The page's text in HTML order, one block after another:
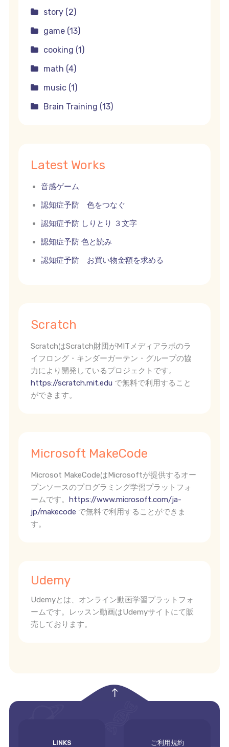
story (2)
game (13)
cooking (1)
math (4)
music (1)
Brain Training (13)
Latest Works
音感ゲーム
認知症予防 色をつなぐ
認知症予防 しりとり ３文字
認知症予防 色と読み
認知症予防 お買い物金額を求める
Scratch
ScratchはScratch財団がMITメディアラボのラ
イフロング・キンダーガーテン・グループの協
力により開発しているプロジェクトです。
https://scratch.mit.edu で無料で利用すること
ができます。
Microsoft MakeCode
Microsot MakeCodeはMicrosoftが提供するオー
プンソースのプログラミング学習プラットフォ
ームです。 https://www.microsoft.com/ja-
jp/makecode で無料で利用することができま
す。
Udemy
Udemyとは、オンライン動画学習プラットフォ
ームです。レッスン動画はUdemyサイトにて販
売しております。
LINKS ご利用規約